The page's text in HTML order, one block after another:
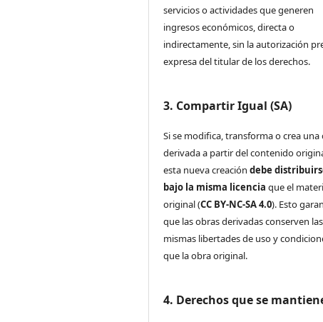
servicios o actividades que generen
ingresos económicos, directa o
indirectamente, sin la autorización
expresa del titular de los derechos.
3. Compartir Igual (SA)
Si se modifica, transforma o crea una
derivada a partir del contenido
esta nueva creacióndebe
bajo la misma licencia que el
original (CC BY-NC-SA 4.0). Esto
que las obras derivadas conserven las
mismas libertades de uso y
que la obra original.
4. Derechos que se